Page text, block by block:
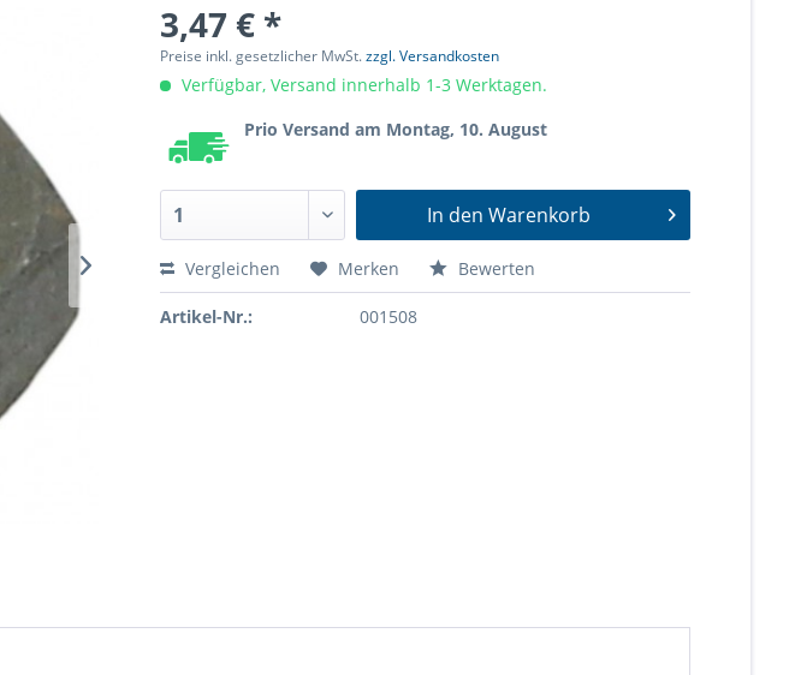
3,47 € *
Preise inkl. gesetzlicher MwSt.zzgl. Versandkosten
Verfügbar, Versand innerhalb 1-3 Werktagen.
Prio Versand am Montag, 10. August
In den Warenkorb
Vergleichen Merken Bewerten
Artikel-Nr.: 001508